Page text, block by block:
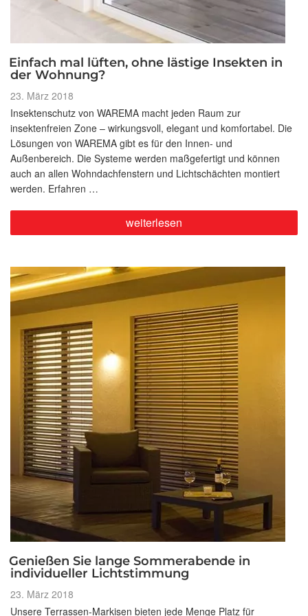
Einfach mal lüften, ohne lästige Insekten in
der Wohnung?
Veröffentlicht
am
23. März 2018
Insektenschutz von WAREMA macht jeden Raum zur
insektenfreien Zone – wirkungsvoll, elegant und komfortabel. Die
Lösungen von WAREMA gibt es für den Innen- und
Außenbereich. Die Systeme werden maßgefertigt und können
auch an allen Wohndachfenstern und Lichtschächten montiert
werden. Erfahren …
„Einfach
mal
lästige
Insekten
der
Wohnung?“
weiterlesen
Genießen Sie lange Sommerabende in
individueller Lichtstimmung
Veröffentlicht
am
23. März 2018
Unsere Terrassen-Markisen bieten jede Menge Platz für